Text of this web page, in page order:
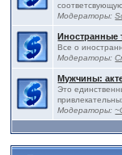
Модераторы:
Иностранные
Все о
Модераторы:
Мужчины:
Это
Модераторы: